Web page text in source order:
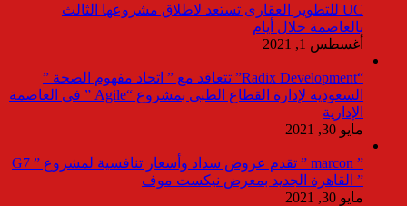
UC للتطوير العقارى تستعد لاطلاق مشروعها الثالث
بالعاصمة خلال أيام
أغسطس 1, 2021
“Radix Development” تتعاقد مع ” اتحاد مفهوم الصحة ”
السعودية لإدارة القطاع الطبى بمشروع “Agile ” فى العاصمة
الإدارية
مايو 30, 2021
” marcon ” تقدم عروض سداد وأسعار تنافسية لمشروع ” G7
” القاهرة الجديد بمعرض نيكست موف
مايو 30, 2021